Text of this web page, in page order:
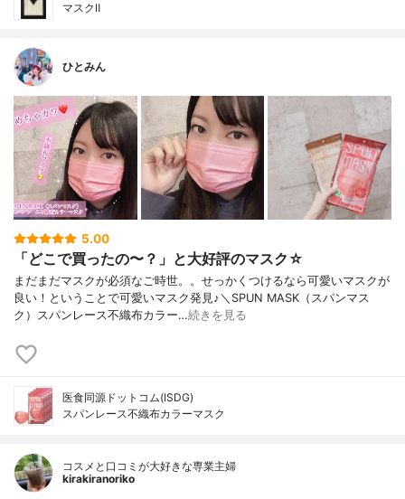
マスクⅡ
ひとみん
5.00
「どこで買ったの〜？」と大好評のマスク☆
まだまだマスクが必須なご時世。。せっかくつけるなら可愛いマスクが
良い！ということで可愛いマスク発見♪＼SPUN MASK（スパンマス
ク）スパンレース不織布カラー…続きを見る
医食同源ドットコム(ISDG)
スパンレース不織布カラーマスク
コスメと口コミが大好きな専業主婦
kirakiranoriko